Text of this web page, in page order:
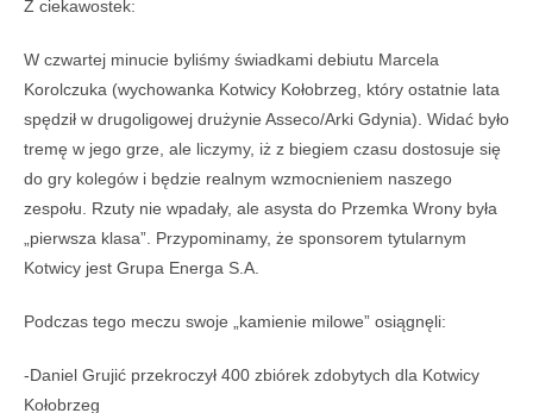
Z ciekawostek:
W czwartej minucie byliśmy świadkami debiutu Marcela
Korolczuka (wychowanka Kotwicy Kołobrzeg, który ostatnie lata
spędził w drugoligowej drużynie Asseco/Arki Gdynia). Widać było
tremę w jego grze, ale liczymy, iż z biegiem czasu dostosuje się
do gry kolegów i będzie realnym wzmocnieniem naszego
zespołu. Rzuty nie wpadały, ale asysta do Przemka Wrony była
„pierwsza klasa”. Przypominamy, że sponsorem tytularnym
Kotwicy jest Grupa Energa S.A.
Podczas tego meczu swoje „kamienie milowe” osiągnęli:
-Daniel Grujić przekroczył 400 zbiórek zdobytych dla Kotwicy
Kołobrzeg